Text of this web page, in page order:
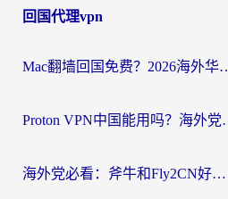
回国代理vpn
Mac翻墙回国免费？2026海外华人亲测：从
Proton VPN中国能
海外党必看：斧牛和Fly2CN好用吗？3招教你选对回国加速器（附免费试用攻略）